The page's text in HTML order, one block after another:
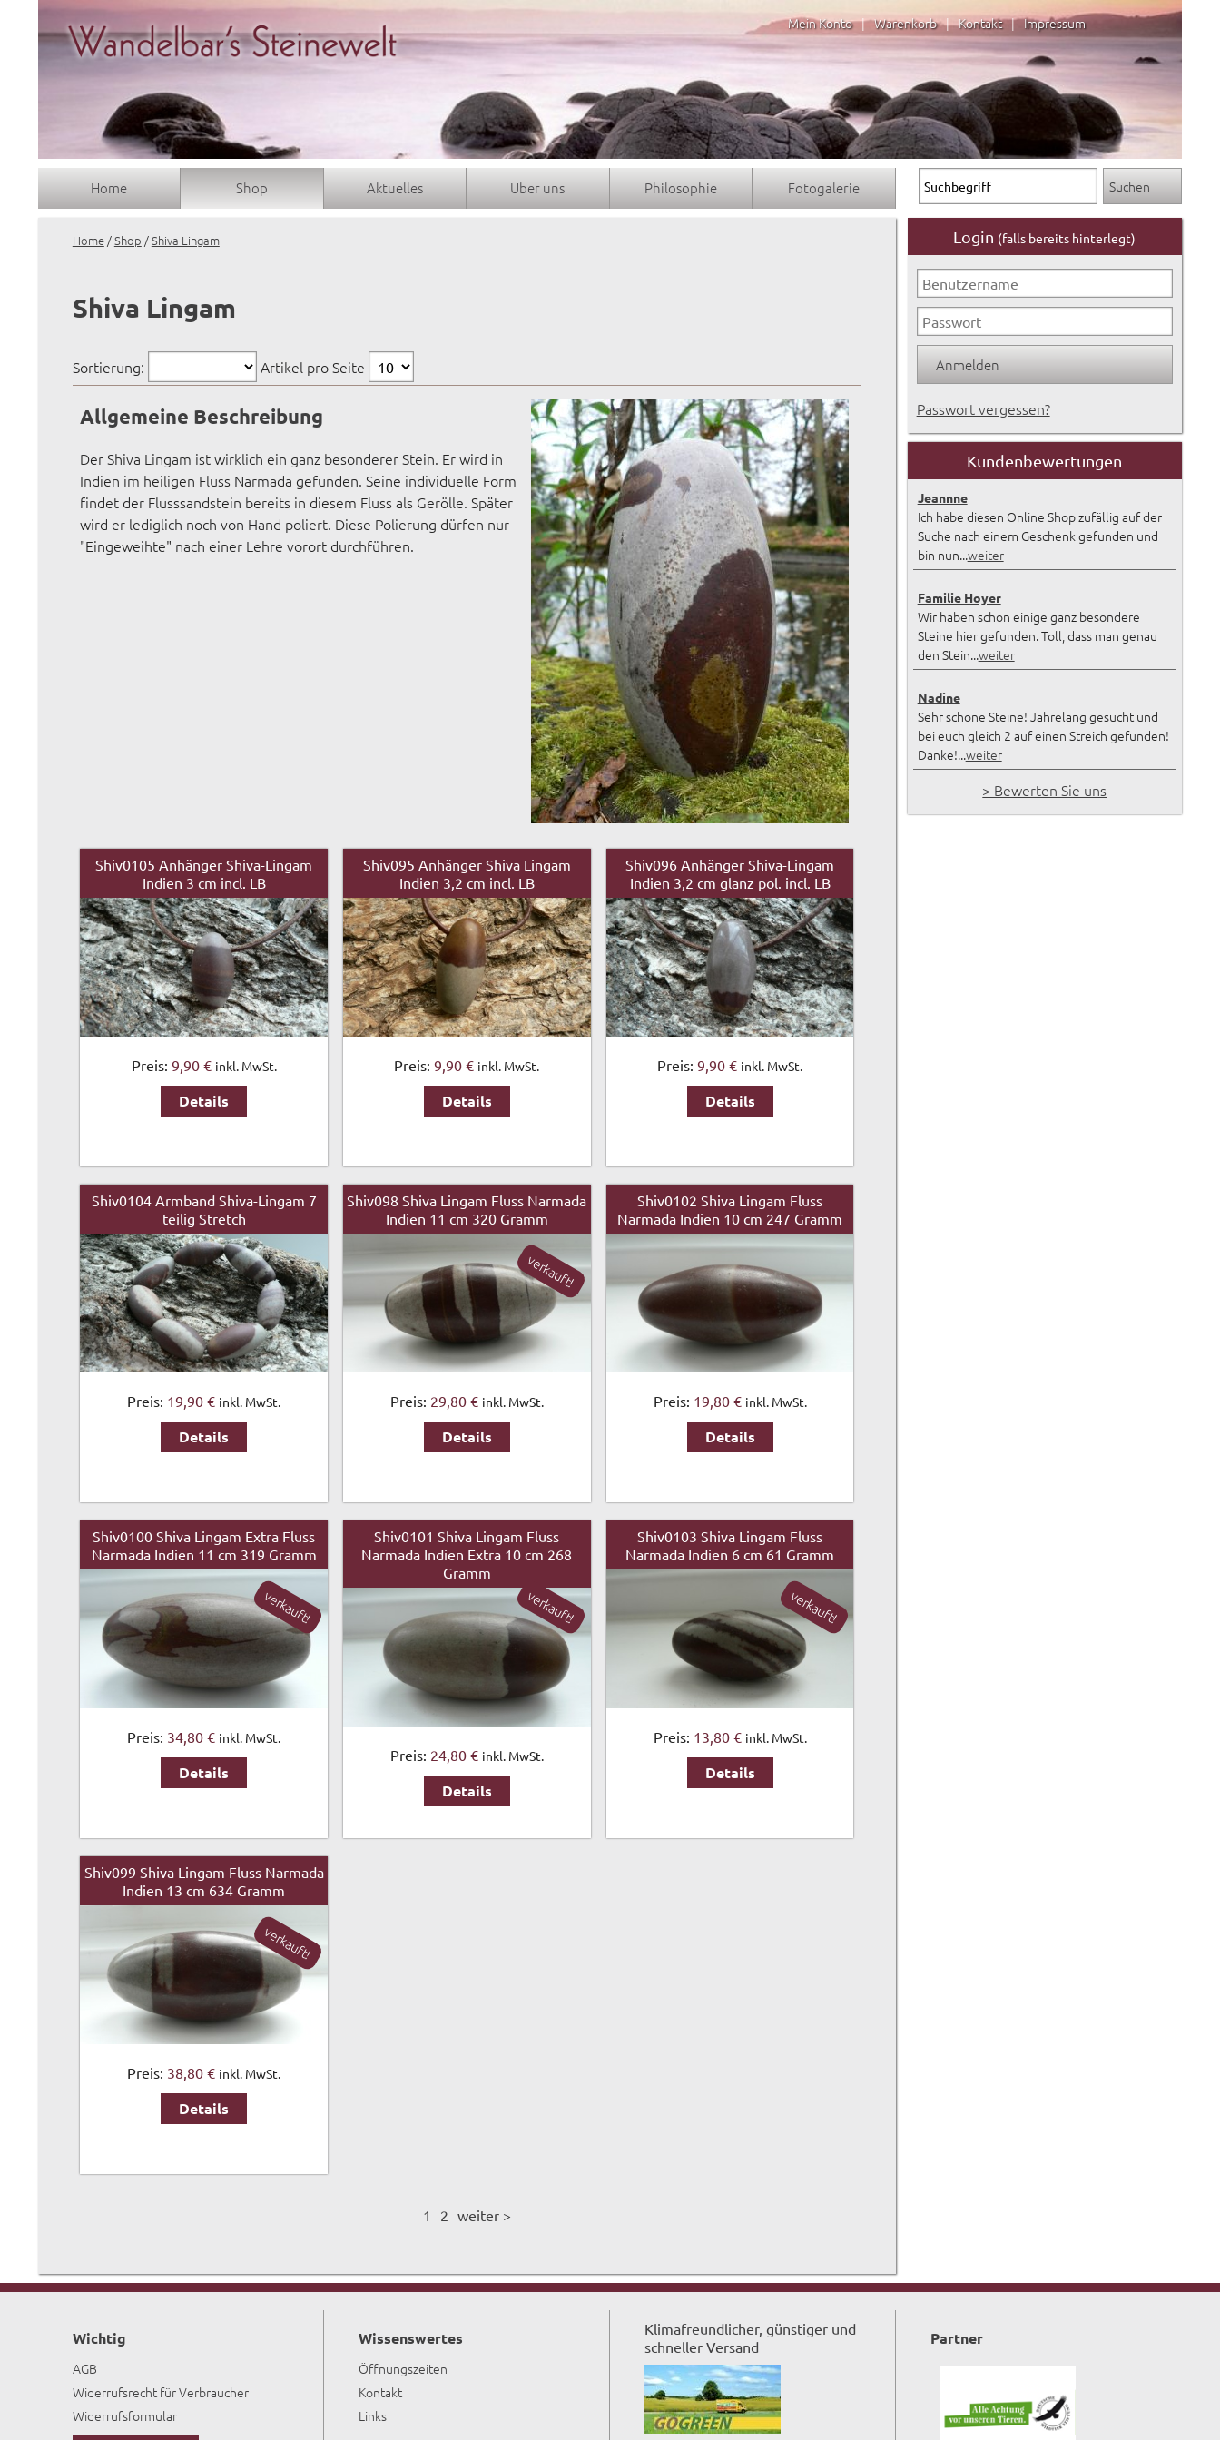
Mein Konto | Warenkorb | Kontakt | Impressum
Home Shop Aktuelles Über uns Philosophie Fotogalerie
Home/Shop /Shiva Lingam
Shiva Lingam
Sortierung: Artikel pro Seite
Allgemeine Beschreibung
Der Shiva Lingam ist wirklich ein ganz besonderer Stein. Er wird in
Indien im heiligen Fluss Narmada gefunden. Seine individuelle Form
findet der Flusssandstein bereits in diesem Fluss als Gerölle. Später
wird er lediglich noch von Hand poliert. Diese Polierung dürfen nur
"Eingeweihte" nach einer Lehre vorort durchführen.
Shiv0105 Anhänger Shiva-Lingam
Indien 3 cm incl. LB
Preis: 9,90 € inkl. MwSt.
Details
Shiv095 Anhänger Shiva Lingam
Indien 3,2 cm incl. LB
Preis:9,90 € inkl. MwSt.
Details
Shiv096 Anhänger Shiva-Lingam
Indien 3,2 cm glanz pol. incl. LB
Preis:9,90 € inkl. MwSt.
Details
Shiv0104 Armband Shiva-Lingam 7
teilig Stretch
Preis: 19,90 € inkl. MwSt.
Details
Shiv098 Shiva Lingam Fluss Narmada
Indien 11 cm 320 Gramm
Preis: 29,80 € inkl. MwSt.
Details
verkauft!
Shiv0102 Shiva Lingam Fluss
Narmada Indien 10 cm 247 Gramm
Preis: 19,80 € inkl. MwSt.
Details
Shiv0100 Shiva Lingam Extra Fluss
Narmada Indien 11 cm 319 Gramm
Preis: 34,80 € inkl. MwSt.
Details
verkauft!
Shiv0101 Shiva Lingam Fluss
Narmada Indien Extra 10 cm 268
Gramm
Preis: 24,80 € inkl. MwSt.
Details
verkauft!
Shiv0103 Shiva Lingam Fluss
Narmada Indien 6 cm 61 Gramm
Preis: 13,80 € inkl. MwSt.
Details
verkauft!
Shiv099 Shiva Lingam Fluss Narmada
Indien 13 cm 634 Gramm
Preis: 38,80 € inkl. MwSt.
Details
verkauft!
1 2 weiter >
Login (falls bereits hinterlegt)
Passwort vergessen?
Kundenbewertungen
Jeannne
Ich habe diesen Online Shop zufällig auf der
Suche nach einem Geschenk gefunden und
bin nun...weiter
Familie Hoyer
Wir haben schon einige ganz besondere
Steine hier gefunden. Toll, dass man genau
den Stein...weiter
Nadine
Sehr schöne Steine! Jahrelang gesucht und
bei euch gleich 2 auf einen Streich gefunden!
Danke!...weiter
> Bewerten Sie uns
Wichtig
AGB
Widerrufsrecht für Verbraucher
Widerrufsformular
Wissenswertes
Öffnungszeiten
Kontakt
Links
Klimafreundlicher, günstiger und
schneller Versand
Partner